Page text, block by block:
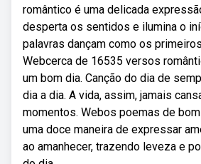
romântico é uma delicada
desperta os sentidos e ilumina o
palavras dançam como os
Webcerca de 16535 versos
um bom dia. Canção do dia de
dia a dia. A vida, assim, jamais
momentos. Webos poemas de
uma doce maneira de expressar
ao amanhecer, trazendo leveza e